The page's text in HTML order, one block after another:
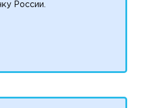
России.